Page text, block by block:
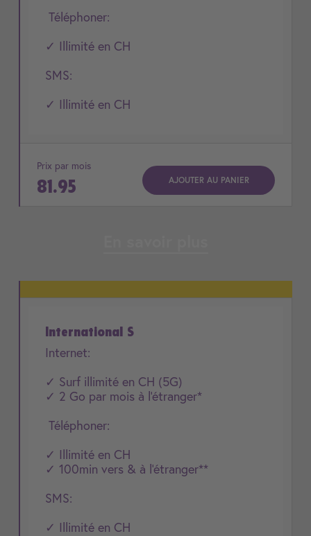
Téléphoner:
✓ Illimité en CH
SMS:
✓ Illimité en CH
Prix par mois
81.95 AJOUTER AU PANIER
International S
Internet:
✓ Surf illimité en CH (5G)
✓ 2 Go par mois à l'étranger*
Téléphoner:
✓ Illimité en CH
✓ 100min vers & à l'étranger**
SMS:
✓ Illimité en CH